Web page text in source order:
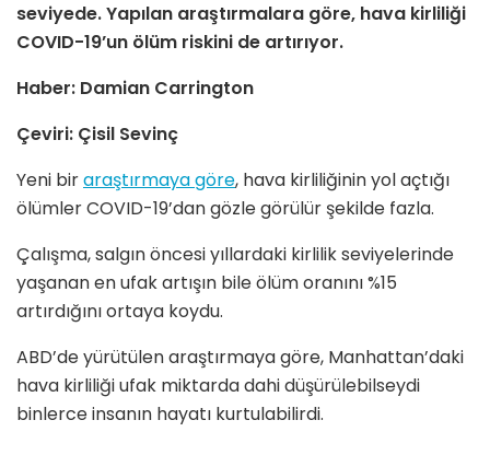
seviyede. Yapılan araştırmalara göre, hava kirliliği
COVID-19’un ölüm riskini de artırıyor.
Haber: Damian Carrington
Çeviri: Çisil Sevinç
Yeni biraraştırmaya göre, hava kirliliğinin yol açtığı
ölümler COVID-19’dan gözle görülür şekilde fazla.
Çalışma, salgın öncesi yıllardaki kirlilik seviyelerinde
yaşanan en ufak artışın bile ölüm oranını %15
artırdığını ortaya koydu.
ABD’de yürütülen araştırmaya göre, Manhattan’daki
hava kirliliği ufak miktarda dahi düşürülebilseydi
binlerce insanın hayatı kurtulabilirdi.